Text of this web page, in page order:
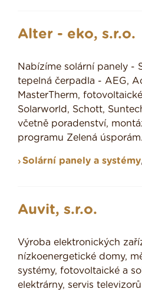
Alter - eko, s.r.o.
Nabízíme solární panely -
tepelná čerpadla - AEG,
MasterTherm,
Solarworld, Schott,
včetně poradenství,
programu Zelená úsporám.
Solární panely a systémy,
Auvit, s.r.o.
Výroba elektronických
nízkoenergetické domy,
systémy, fotovoltaické a
elektrárny, servis